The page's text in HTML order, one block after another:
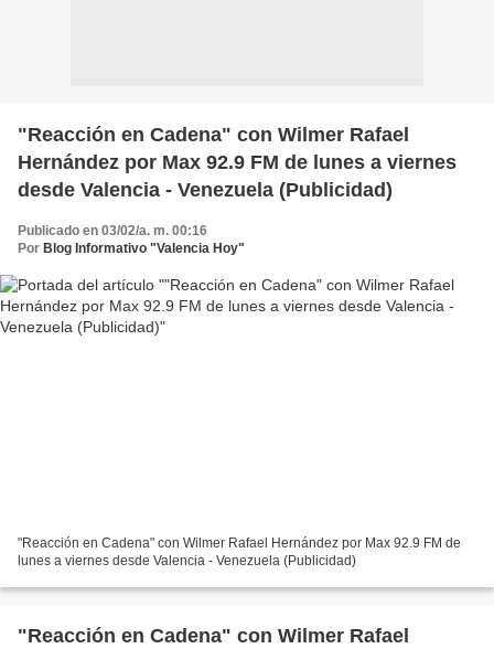
"Reacción en Cadena" con Wilmer Rafael
Hernández por Max 92.9 FM de lunes a viernes
desde Valencia - Venezuela (Publicidad)
Publicado en 03/02/a. m. 00:16
Por Blog Informativo "Valencia Hoy"
"Reacción en Cadena" con Wilmer Rafael Hernández por Max 92.9 FM de
lunes a viernes desde Valencia - Venezuela (Publicidad)
"Reacción en Cadena" con Wilmer Rafael